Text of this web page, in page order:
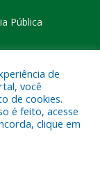
Pública
de Eldorado
de
você
de cookies.
é feito, acesse
clique em